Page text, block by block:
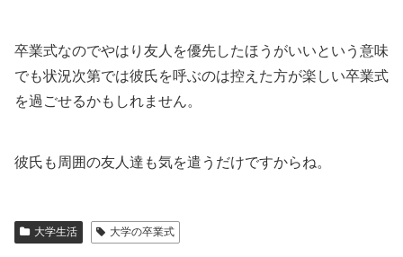
卒業式なのでやはり友人を優先したほうがいいという意味
でも状況次第では彼氏を呼ぶのは控えた方が楽しい卒業式
を過ごせるかもしれません。
彼氏も周囲の友人達も気を遣うだけですからね。
大学生活 大学の卒業式